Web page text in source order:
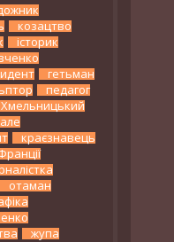
козацтво
історик
гетьман
педагог
краєзнавець
отаман
жупа